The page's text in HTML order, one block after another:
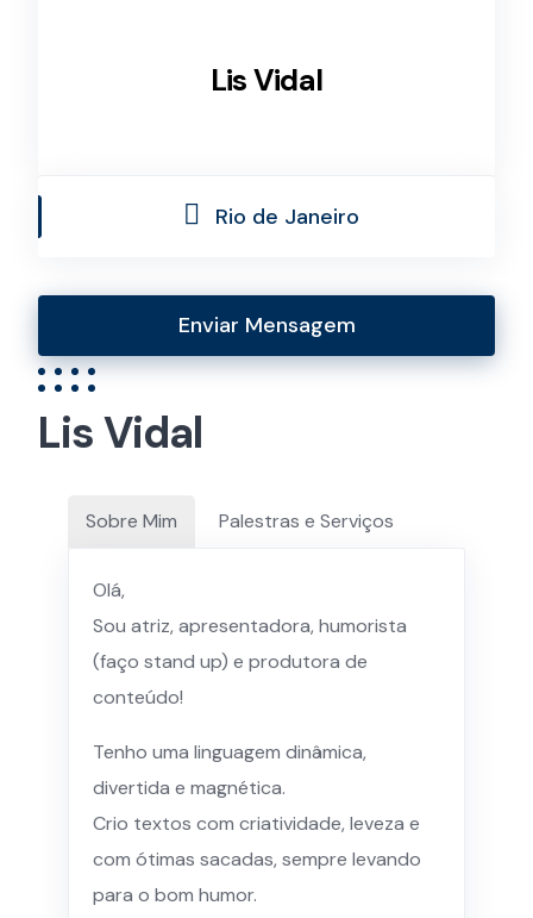
Lis Vidal
Rio de Janeiro
Enviar Mensagem
Lis Vidal
Sobre Mim Palestras e Serviços
Olá,
Sou atriz, apresentadora, humorista
(faço stand up) e produtora de
conteúdo!
Tenho uma linguagem dinâmica,
divertida e magnética.
Crio textos com criatividade, leveza e
com ótimas sacadas, sempre levando
para o bom humor.